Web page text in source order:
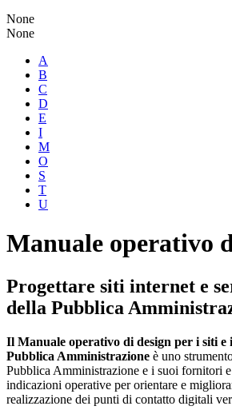
None
None
A
B
C
D
E
I
M
O
S
T
U
Manuale operativo
Progettare siti internet e
della Pubblica
Il Manuale operativo di design per i siti e
Pubblica Amministrazione è uno
Pubblica Amministrazione e i suoi fornitori
indicazioni operative per orientare e
realizzazione dei punti di contatto digitali